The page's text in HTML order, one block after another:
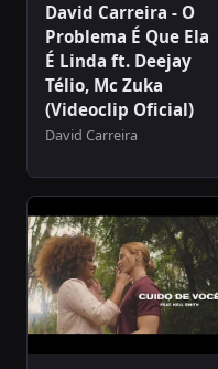
David Carreira - O
Problema É Que Ela
É Linda ft. Deejay
Télio, Mc Zuka
(Videoclip Oficial)
David Carreira